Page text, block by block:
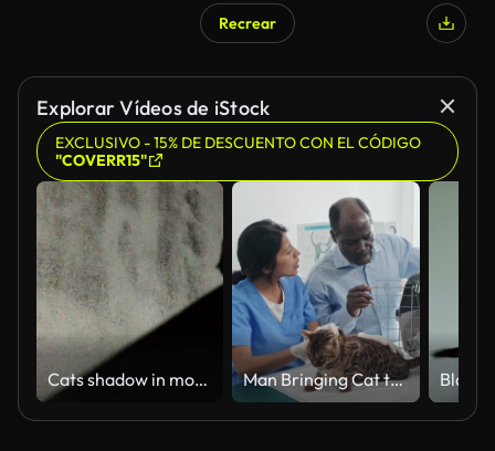
Recrear
Explorar Vídeos de iStock
EXCLUSIVO - 15% DE DESCUENTO CON EL CÓDIGO
"COVERR15"
Cats shadow in motion Man Bringing Cat to Appointmaent of Vet